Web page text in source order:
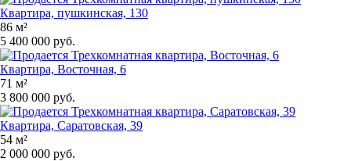
Квартира, пушкинская, 130
86 м²
5 400 000 руб.
Квартира, Восточная, 6
71 м²
3 800 000 руб.
Квартира, Саратовская, 39
54 м²
2 000 000 руб.